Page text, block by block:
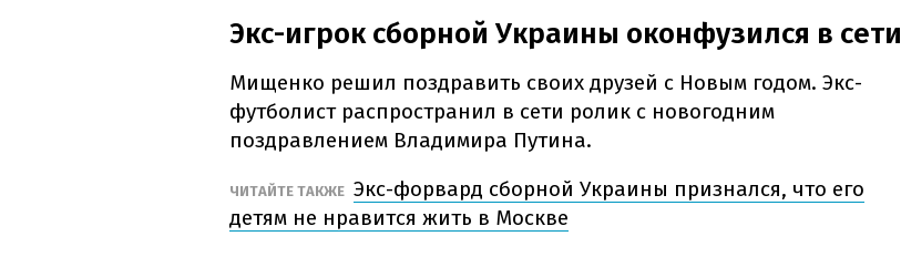
Экс-игрок сборной Украины оконфузился в сети
Мищенко решил поздравить своих друзей с Новым годом. Экс-
футболист распространил в сети ролик с новогодним
поздравлением Владимира Путина.
ЧИТАЙТЕ ТАКЖЕ Экс-форвард сборной Украины признался, что его
детям не нравится жить в Москве